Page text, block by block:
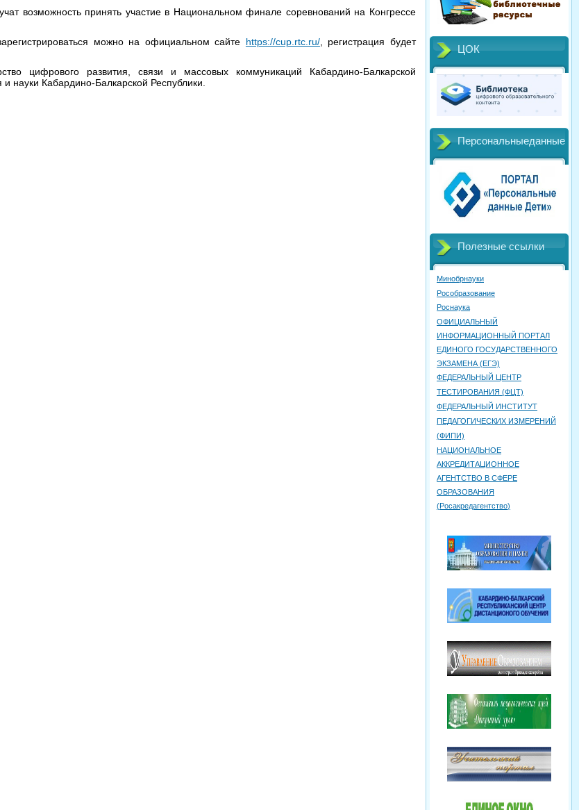
возможность принять участие в Национальном финале соревнований на Конгрессе
можно на официальном сайте https://cup.rtc.ru/, регистрация будет
цифрового развития, связи и массовых коммуникаций Кабардино-Балкарской
науки Кабардино-Балкарской Республики.
ЦОК
Персональныеданные
Полезные ссылки
Минобрнауки
Рособразование
Роснаука
ОФИЦИАЛЬНЫЙ
ИНФОРМАЦИОННЫЙ ПОРТАЛ
ЕДИНОГО ГОСУДАРСТВЕННОГО
ЭКЗАМЕНА (ЕГЭ)
ФЕДЕРАЛЬНЫЙ ЦЕНТР
ТЕСТИРОВАНИЯ (ФЦТ)
ФЕДЕРАЛЬНЫЙ ИНСТИТУТ
ПЕДАГОГИЧЕСКИХ ИЗМЕРЕНИЙ
(ФИПИ)
НАЦИОНАЛЬНОЕ
АККРЕДИТАЦИОННОЕ
АГЕНТСТВО В СФЕРЕ
ОБРАЗОВАНИЯ
(Росакредагентство)